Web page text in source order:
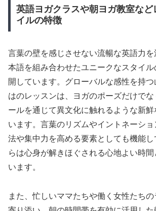
英語ヨガクラスや朝ヨガ教室など
イルの特徴
言葉の壁を感じさせない流暢な英語力を
本語を組み合わせたユニークなスタイ
開しています。グローバルな感性を持
はのレッスンは、ヨガのポーズだけで
ールを通じて異文化に触れるような新
います。言葉のリズムやイントネーシ
法や集中力を高める要素としても機能
らは心身が解きほぐされる心地よい時
います。
また、忙しいママたちや働く女性たち